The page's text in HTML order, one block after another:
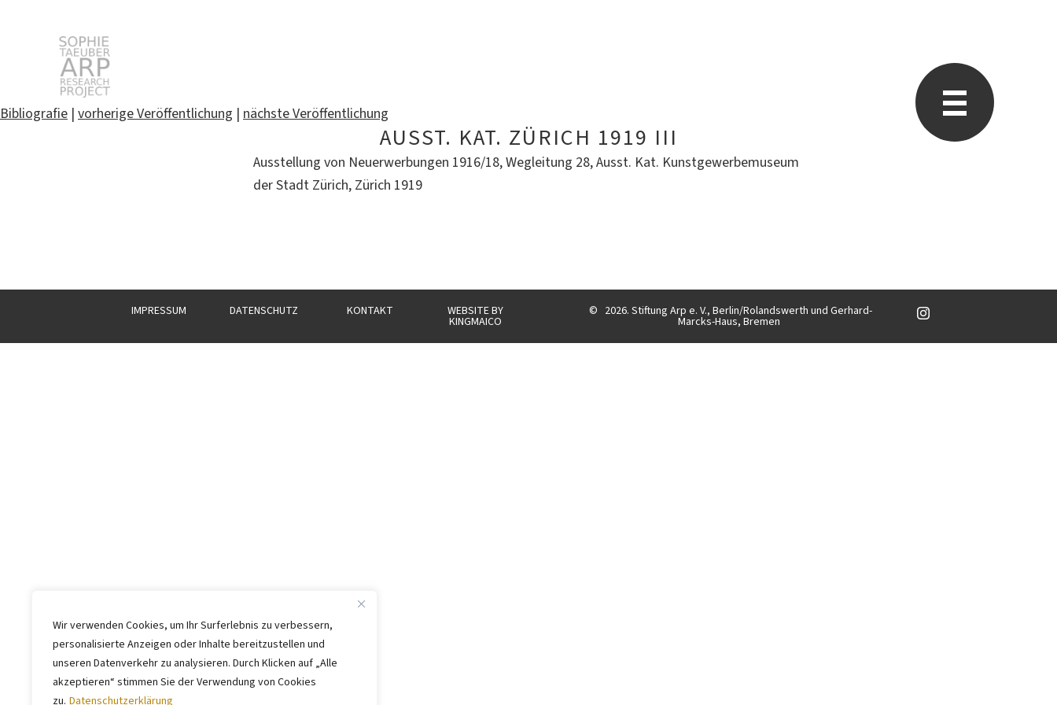
Wir verwenden Cookies, um Ihr Surferlebnis zu verbessern,
personalisierte Anzeigen oder Inhalte bereitzustellen und
unseren Datenverkehr zu analysieren. Durch Klicken auf „Alle
akzeptieren“ stimmen Sie der Verwendung von Cookies
zu. Datenschutzerklärung
nach:
Bibliografie | vorherige Veröffentlichung | nächste Veröffentlichung
AUSST. KAT. ZÜRICH 1919 III
Ausstellung von Neuerwerbungen 1916/18, Wegleitung 28, Ausst. Kat. Kunstgewerbemuseum
der Stadt Zürich, Zürich 1919
IMPRESSUM DATENSCHUTZ KONTAKT WEBSITE BY
KINGMAICO
© 2026. Stiftung Arp e. V., Berlin/Rolandswerth und Gerhard-
Marcks-Haus, Bremen